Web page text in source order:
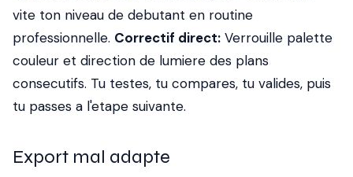
vite ton niveau de debutant en routine
professionnelle. Correctif direct: Verrouille palette
couleur et direction de lumiere des plans
consecutifs. Tu testes, tu compares, tu valides, puis
tu passes a l'etape suivante.
Export mal adapte